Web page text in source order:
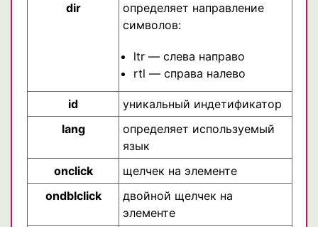
dir
определяет направление
символов:
ltr — слева направо
rtl — справа налево
id
уникальный индетификатор
lang
определяет используемый
язык
onclick
щелчек на элементе
ondblclick
двойной щелчек на
элементе